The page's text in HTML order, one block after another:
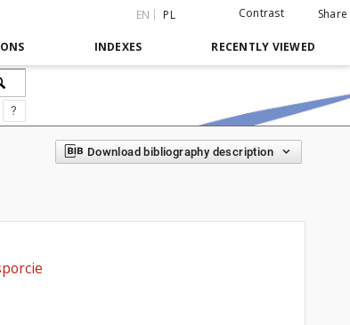
EN PL Contrast Share
INDEXES RECENTLY VIEWED
?
Download bibliography description